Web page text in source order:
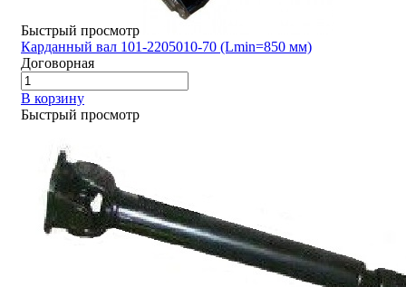
Быстрый просмотр
Карданный вал 101-2205010-70 (Lmin=850 мм)
Договорная
В корзину
Быстрый просмотр